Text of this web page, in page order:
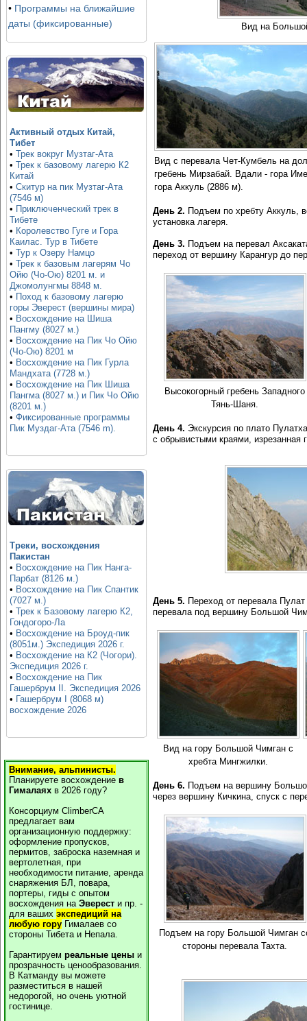
• Программы на ближайшие
даты (фиксированные)
Активный отдых Китай,
Тибет
• Трек вокруг Музтаг-Ата
• Трек к базовому лагерю К2
Китай
• Скитур на пик Музтаг-Ата
(7546 м)
• Приключенческий трек в
Тибете
• Королевство Гуге и Гора
Каилас. Тур в Тибете
• Тур к Озеру Намцо
• Трек к базовым лагерям Чо
Ойю (Чо-Ою) 8201 м. и
Джомолунгмы 8848 м.
• Поход к базовому лагерю
горы Эверест (вершины мира)
• Восхождение на Шиша
Пангму (8027 м.)
• Восхождение на Пик Чо Ойю
(Чо-Ою) 8201 м
• Восхождение на Пик Гурла
Мандхата (7728 м.)
• Восхождение на Пик Шиша
Пангма (8027 м.) и Пик Чо Ойю
(8201 м.)
• Фиксированные программы
Пик Муздаг-Ата (7546 m).
Треки, восхождения
Пакистан
• Восхождение на Пик Нанга-
Парбат (8126 м.)
• Восхождение на Пик Спантик
(7027 м.)
• Трек к Базовому лагерю К2,
Гондогоро-Ла
• Восхождение на Броуд-пик
(8051м.) Экспедиция 2026 г.
• Восхождение на К2 (Чогори).
Экспедиция 2026 г.
• Восхождение на Пик
Гашербрум II. Экспедиция 2026
• Гашербрум I (8068 м)
восхождение 2026
Внимание, альпинисты.
Планируете восхождение в
Гималаяхв 2026году?
Консорциум ClimberCA
предлагает вам
организационную поддержку:
оформление пропусков,
пермитов, заброска наземная и
вертолетная, при
необходимости питание, аренда
снаряжения БЛ, повара,
портеры, гиды с опытом
восхождения на Эверести пр. -
для ваших экспедиций на
любую горуГималаев со
стороны Тибета и Непала.
Гарантируем реальные ценыи
прозрачность ценообразования.
В Катманду вы можете
разместиться в нашей
недорогой, но очень уютной
гостинице.
Вид на
Вид с перевала Чет-Кумбель на
гребень Мирзабай. Вдали - гора
гора Аккуль (2886 м).
День 2. Подъем по хребту Аккуль,
установка лагеря.
День 3. Подъем на перевал
переход от вершину Карангур до
Высокогорный гребень Западного
Тянь-Шаня.
День 4. Экскурсия по плато
с обрывистыми краями, изрезанная
День 5. Переход от перевала
перевала под вершину Большой
Вид на гору Большой Чимган с
хребта Мингжилки.
День 6. Подъем на вершину
через вершину Кичкина, спуск с
Подъем на гору Большой Чимган
стороны перевала Тахта.